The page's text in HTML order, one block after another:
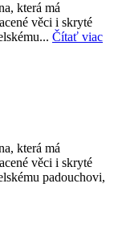
která má
věci i skryté
Čítať viac
která má
věci i skryté
padouchovi,